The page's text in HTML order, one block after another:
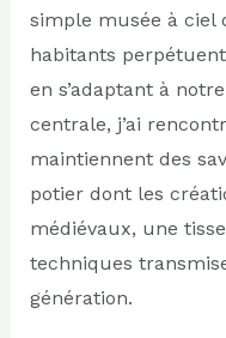
simple musée à ciel
habitants
en s’adaptant à
centrale, j’ai
maintiennent des
potier dont les
médiévaux, une
techniques
génération.